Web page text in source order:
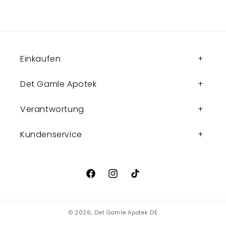
Einkaufen
Det Gamle Apotek
Verantwortung
Kundenservice
FacebookInstagram
TikTok
© 2026, Det Gamle Apotek DE